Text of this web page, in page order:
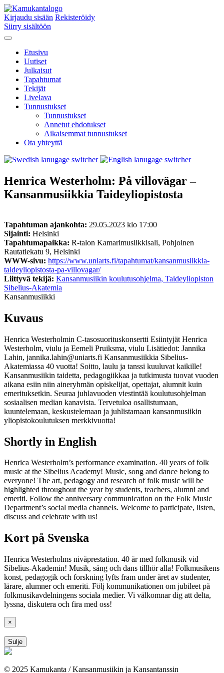
Kirjaudu sisään Rekisteröidy
Siirry sisältöön
Etusivu
Uutiset
Julkaisut
Tapahtumat
Tekijät
Livelava
Tunnustukset
Tunnustukset
Annetut ehdotukset
Aikaisemmat tunnustukset
Ota yhteyttä
Henrica Westerholm: På vil­lo­vä­gar –
Kansanmusiikkia Taideyliopistosta
Tapahtuman ajankohta: 29.05.2023 klo 17:00
Sijainti: Helsinki
Tapahtumapaikka: R-talon Kamarimusiikkisali, Pohjoinen
Rautatiekatu 9, Helsinki
WWW-sivu: https://www.uniarts.fi/tapahtumat/kansanmusiikkia-
taideyliopistosta-pa-villovagar/
Liittyvä tekijä: Kansanmusiikin koulutusohjelma, Taideyliopiston
Sibelius-Akatemia
Kansanmusiikki
Kuvaus
Henrica Westerholmin C-tasosuorituskonsertti Esiintyjät Henrica
Westerholm, viulu ja Eemeli Pruiksma, viulu Lisätiedot: Jannika
Lahin, jannika.lahin@uniarts.fi Kansanmusiikkia Sibelius-
Akatemiassa 40 vuotta! Soitto, laulu ja tanssi kuuluvat kaikille!
Kansanmusiikin taidetta, pedagogiikkaa ja tutkimusta tuovat vuoden
aikana esiin niin aineryhmän opiskelijat, opettajat, alumnit kuin
emerituksetkin. Seuraa juhlavuoden viestintää koulutusohjelman
sosiaalisen median kanavista. Tervetuloa osallistumaan,
kuuntelemaan, keskustelemaan ja juhlistamaan kansanmusiikin
yliopistokoulutuksen merkkivuotta!
Shortly in English
Henrica Westerholm’s performance examination. 40 years of folk
music at the Sibelius Academy! Music, song and dance belong to
everyone! The art, pedagogy and research of folk music will be
highlighted throughout the year by students, teachers, alumni and
emeriti. Follow the anniversary communication on the Folk Music
Department’s social media channels. Welcome to participate, listen,
discuss and celebrate with us!
Kort på Svenska
Henrica Westerholms nivåprestation. 40 år med folkmusik vid
Sibelius-Akademin! Musik, sång och dans tillhör alla! Folkmusikens
konst, pedagogik och forskning lyfts fram under året av studenter,
lärare, alumner och emeriti. Följ kommunikationen om jubileet på
folkmusikavdelningens sociala medier. Vi välkomnar dig att delta,
lyssna, diskutera och fira med oss!
×
Sulje
© 2025 Kamukanta / Kansanmusiikin ja Kansantanssin